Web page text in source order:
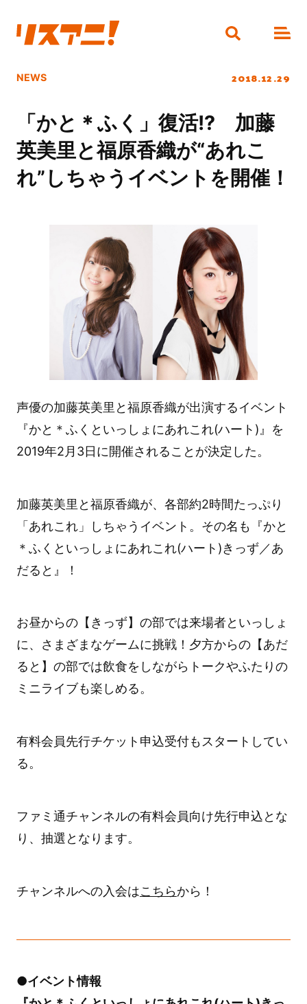
NEWS 2018.12.29
「かと＊ふく」復活!? 加藤
英美里と福原香織が“あれこ
れ”しちゃうイベントを開催！
声優の加藤英美里と福原香織が出演するイベント
『かと＊ふくといっしょにあれこれ(ハート)』を
2019年2月3日に開催されることが決定した。
加藤英美里と福原香織が、各部約2時間たっぷり
「あれこれ」しちゃうイベント。その名も『かと
＊ふくといっしょにあれこれ(ハート)きっず／あ
だると』！
お昼からの【きっず】の部では来場者といっしょ
に、さまざまなゲームに挑戦！夕方からの【あだ
ると】の部では飲食をしながらトークやふたりの
ミニライブも楽しめる。
有料会員先行チケット申込受付もスタートしてい
る。
ファミ通チャンネルの有料会員向け先行申込とな
り、抽選となります。
チャンネルへの入会はこちらから！
●イベント情報